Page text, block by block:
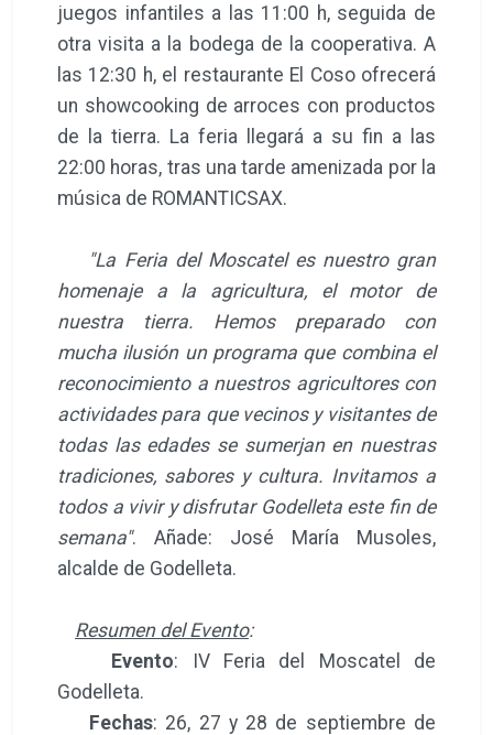
juegos infantiles a las 11:00 h, seguida de
otra visita a la bodega de la cooperativa. A
las 12:30 h, el restaurante El Coso ofrecerá
un showcooking de arroces con productos
de la tierra. La feria llegará a su fin a las
22:00 horas, tras una tarde amenizada por la
música de ROMANTICSAX.
"La Feria del Moscatel es nuestro gran
homenaje a la agricultura, el motor de
nuestra tierra. Hemos preparado con
mucha ilusión un programa que combina el
reconocimiento a nuestros agricultores con
actividades para que vecinos y visitantes de
todas las edades se sumerjan en nuestras
tradiciones, sabores y cultura. Invitamos a
todos a vivir y disfrutar Godelleta este fin de
semana". Añade: José María Musoles,
alcalde de Godelleta.
Resumen del Evento:
Evento: IV Feria del Moscatel de
Godelleta.
Fechas: 26, 27 y 28 de septiembre de